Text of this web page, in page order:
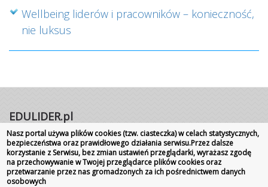
Wellbeing liderów i pracowników – konieczność,
nie luksus
EDULIDER.pl
Portal internetowy | Rok założenia 2008
Wszelkie prawa zastrzeżone|Kontakt Promocja
szkoły
Nasz portal używa plików cookies (tzw. ciasteczka) w celach statystycznych,
bezpieczeństwa oraz prawidłowego działania serwisu.Przez dalsze
korzystanie z Serwisu, bez zmian ustawień przeglądarki, wyrażasz zgodę
na przechowywanie w Twojej przeglądarce plików cookies oraz
przetwarzanie przez nas gromadzonych za ich pośrednictwem danych
osobowych